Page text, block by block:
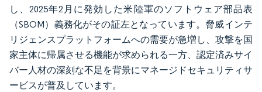
し、2025年2月に発効した米陸軍のソフトウェア部品表
（SBOM）義務化がその証左となっています。脅威インテ
リジェンスプラットフォームへの需要が急増し、攻撃を国
家主体に帰属させる機能が求められる一方、認定済みサイ
バー人材の深刻な不足を背景にマネージドセキュリティサ
ービスが普及しています。